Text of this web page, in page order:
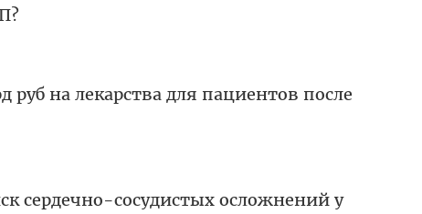
руб на лекарства для пациентов после
сердечно-сосудистых осложнений у